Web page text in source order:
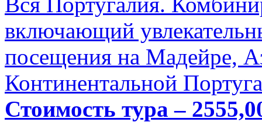
включающий
посещения на Мадейре,
Континентальной
Стоимость тура –